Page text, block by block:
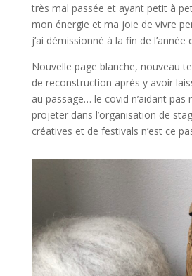
très mal passée et ayant petit à
mon énergie et ma joie de vivre
j’ai démissionné à la fin de l’année
Nouvelle page blanche, nouveau
de reconstruction après y avoir
au passage… le covid n’aidant pas
projeter dans l’organisation de
créatives et de festivals n’est ce